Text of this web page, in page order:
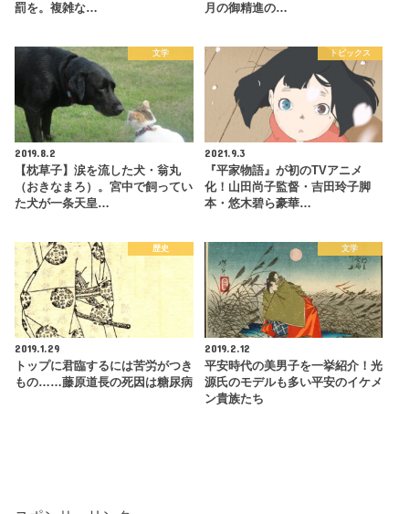
罰を。複雑な…
月の御精進の…
文学
2019.8.2
【枕草子】涙を流した犬・翁丸
（おきなまろ）。宮中で飼ってい
た犬が一条天皇…
トピックス
2021.9.3
『平家物語』が初のTVアニメ
化！山田尚子監督・吉田玲子脚
本・悠木碧ら豪華…
歴史
2019.1.29
トップに君臨するには苦労がつき
もの……藤原道長の死因は糖尿病
文学
2019.2.12
平安時代の美男子を一挙紹介！光
源氏のモデルも多い平安のイケメ
ン貴族たち